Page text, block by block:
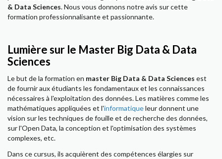
& Data Sciences. Nous vous donnons notre avis sur cette
formation professionnalisante et passionnante.
Lumière sur le Master Big Data & Data
Sciences
Le but de la formation en master Big Data & Data Sciences est
de fournir aux étudiants les fondamentaux et les connaissances
nécessaires à l'exploitation des données. Les matières comme les
mathématiques appliquées et l'informatiqueleur donnent une
vision sur les techniques de fouille et de recherche des données,
sur l'Open Data, la conception et l'optimisation des systèmes
complexes, etc.
Dans ce cursus, ils acquièrent des compétences élargies sur